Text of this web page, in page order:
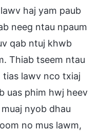
haj yam paub
neeg ntau npaum
qab ntuj khwb
Thiab tseem ntau
lawv nco txiaj
uas phim hwj heev
nyob dhau
no mus lawm,